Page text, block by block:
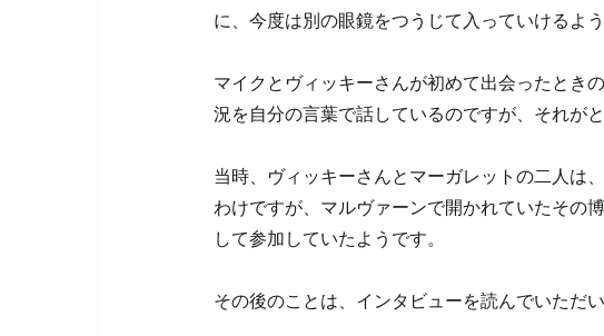
に、今度は別の眼鏡をつうじて入っていけるよう
マイクとヴィッキーさんが初めて出会ったとき
況を自分の言葉で話しているのですが、それが
当時、ヴィッキーさんとマーガレットの二人は
わけですが、マルヴァーンで開かれていたその
して参加していたようです。
その後のことは、インタビューを読んでいただ